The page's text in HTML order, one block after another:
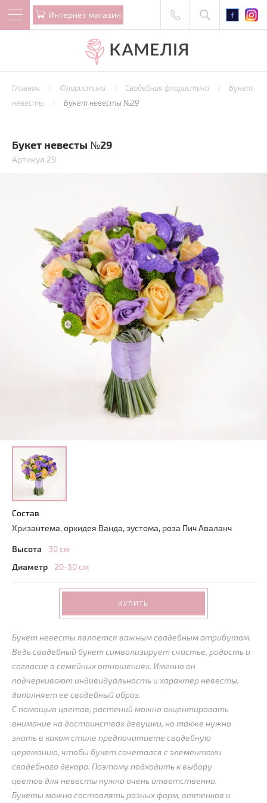
Интернет магазин
Главная Флористика Свадебная флористика
Букет
невесты
Букет невесты №29
Букет невесты №29
Артикул 29
Состав
Хризантема, орхидея Ванда, эустома, роза Пич Аваланч
Высота
30 см
Диаметр
20-30 см
КУПИТЬ
Букет невесты является важным свадебным атрибутом.
Ведь свадебный букет символизирует счастье, радость и
согласие в семейных отношениях. Именно он
подчеркивают индивидуальность и характер невесты,
дополняет ее свадебный образ.
С помощью цветов, растений можно акцентировать
внимание на достоинствах девушки, но также нужно
знать в каком стиле предпочитаете свадебную
церемонию, чтобы букет сочетался с элементами
свадебного декора. Поэтому подходить к выбору
цветов для невесты нужно очень ответственно.
Букеты можно составлять разных форм, оттенков и